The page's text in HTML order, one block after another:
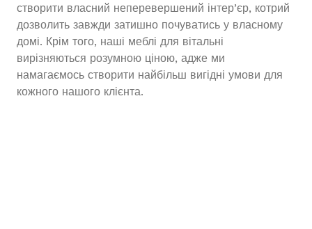
створити власний неперевершений інтер’єр, котрий
дозволить завжди затишно почуватись у власному
домі. Крім того, наші меблі для вітальні
вирізняються розумною ціною, адже ми
намагаємось створити найбільш вигідні умови для
кожного нашого клієнта.